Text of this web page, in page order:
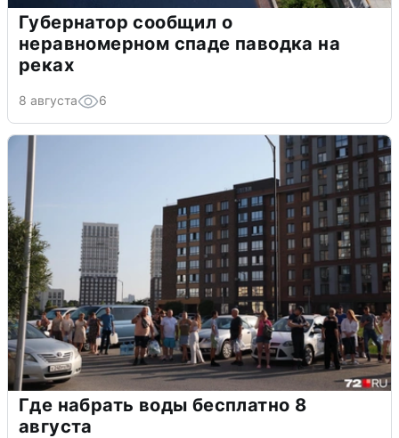
Губернатор сообщил о
неравномерном спаде паводка на
реках
8 августа 6
Где набрать воды бесплатно 8
августа